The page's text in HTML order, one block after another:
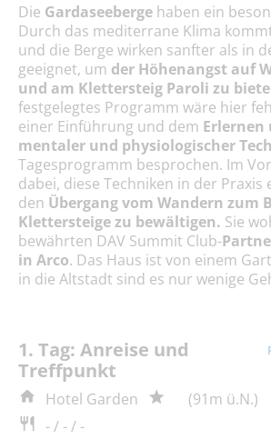
Die Gardaseeberge haben ein
Durch das mediterrane Klima
und die Berge wirken sanfter als in
geeignet, um der Höhenangst auf
und am Klettersteig Paroli zu
festgelegtes Programm wäre hier
einer Einführung und dem Erlernen
mentaler und physiologischer
Tagesprogramm besprochen. Im
dabei, diese Techniken in der Praxis
den Übergang vom Wandern zum
Klettersteige zu bewältigen. Sie
bewährten DAV Summit Club-
in Arco. Das Haus ist von einem
in die Altstadt sind es nur wenige
1. Tag: Anreise und
Treffpunkt
Hotel Garden
(91m ü.N.)
- / - / -